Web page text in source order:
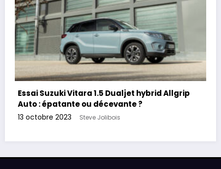
Essai Suzuki Vitara 1.5 Dualjet hybrid Allgrip
Auto : épatante ou décevante ?
13 octobre 2023 Steve Jolibois